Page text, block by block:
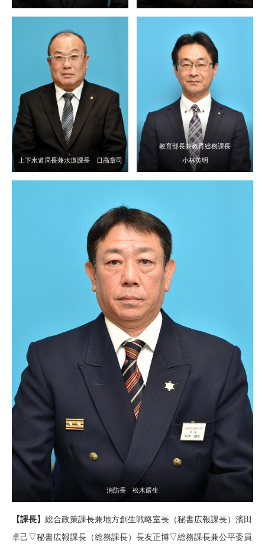
上下水道局長兼水道課長 日高章司
教育部長兼教育総務課長
小林英明
消防長 松木嚴生
【課長】 総合政策課長兼地方創生戦略室長（秘書広報課長）濱田
卓己▽秘書広報課長（総務課長）長友正博▽総務課長兼公平委員